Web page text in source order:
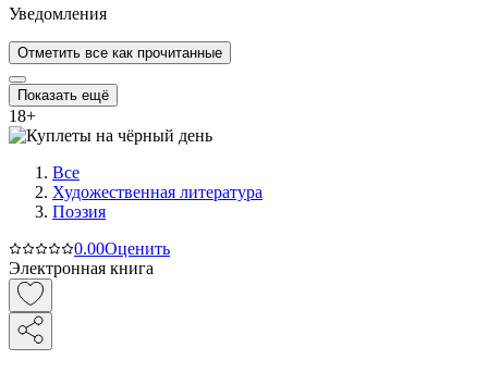
Уведомления
Отметить все как прочитанные
Показать ещё
18+
Все
Художественная литература
Поэзия
0.00Оценить
Электронная книга